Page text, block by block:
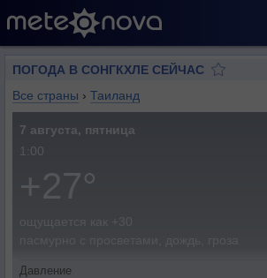
ПОГОДА В СОНГКХЛЕ СЕЙЧАС
Все страны › Таиланд
7 августа, пятница
1:00
+27°
ощущается как +30
Давление